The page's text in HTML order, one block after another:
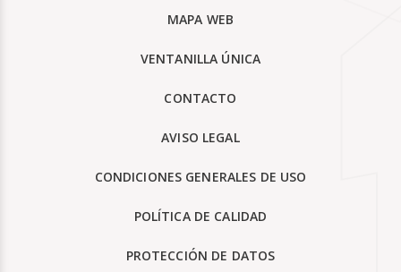
MAPA WEB
VENTANILLA ÚNICA
CONTACTO
AVISO LEGAL
CONDICIONES GENERALES DE USO
POLÍTICA DE CALIDAD
PROTECCIÓN DE DATOS